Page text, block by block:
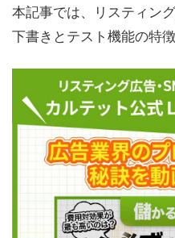
本記事では、リスティン
下書きとテスト機能の特